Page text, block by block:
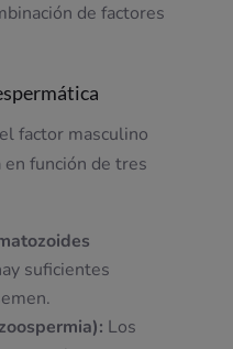
de factores
factor masculino
función de tres
suficientes
Los